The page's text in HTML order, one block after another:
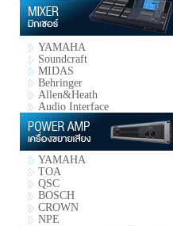
YAMAHA
Soundcraft
MIDAS
Behringer
Allen&Heath
Audio Interface
YAMAHA
TOA
QSC
BOSCH
CROWN
NPE